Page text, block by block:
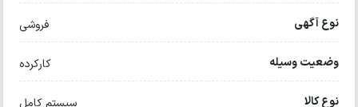
نوع آگهی فروشی
وضعیت وسیله کارکرده
نوع کالا سیستم کامل